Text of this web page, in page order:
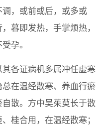
，或前或后，或多或
暮即发热，手掌烦热，
孕。
各证病机多属冲任虚寒
在温经散寒、养血行瘀
散。方中吴茱萸长于散
桂合用，在温经散寒；